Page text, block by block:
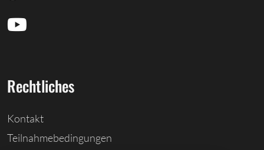
Rechtliches
Kontakt
Teilnahmebedingungen